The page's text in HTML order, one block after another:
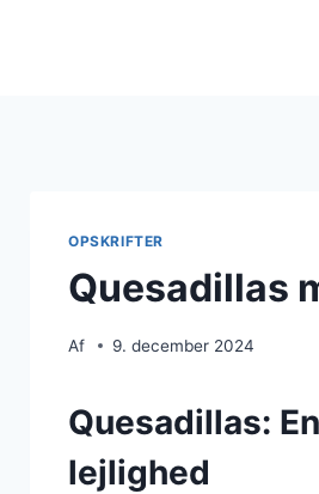
OPSKRIFTER
Quesadillas
Af 9. december 2024
Quesadillas:
lejlighed